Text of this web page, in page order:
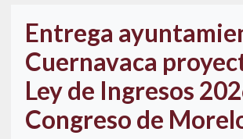
Entrega
Cuernavaca
Ley de Ingresos
Congreso de